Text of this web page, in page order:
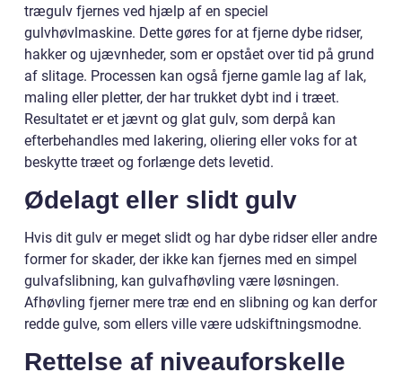
trægulv fjernes ved hjælp af en speciel
gulvhøvlmaskine. Dette gøres for at fjerne dybe ridser,
hakker og ujævnheder, som er opstået over tid på grund
af slitage. Processen kan også fjerne gamle lag af lak,
maling eller pletter, der har trukket dybt ind i træet.
Resultatet er et jævnt og glat gulv, som derpå kan
efterbehandles med lakering, oliering eller voks for at
beskytte træet og forlænge dets levetid.
Ødelagt eller slidt gulv
Hvis dit gulv er meget slidt og har dybe ridser eller andre
former for skader, der ikke kan fjernes med en simpel
gulvafslibning, kan gulvafhøvling være løsningen.
Afhøvling fjerner mere træ end en slibning og kan derfor
redde gulve, som ellers ville være udskiftningsmodne.
Rettelse af niveauforskelle